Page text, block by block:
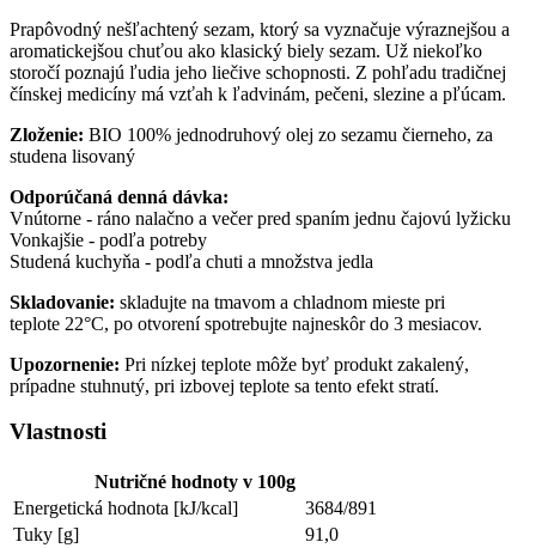
Prapôvodný nešľachtený sezam, ktorý sa vyznačuje výraznejšou a
aromatickejšou chuťou ako klasický biely sezam. Už niekoľko
storočí poznajú ľudia jeho liečive schopnosti. Z pohľadu tradičnej
čínskej medicíny má vzťah k ľadvinám, pečeni, slezine a pľúcam.
Zloženie: BIO 100% jednodruhový olej zo sezamu čierneho, za
studena lisovaný
Odporúčaná denná dávka:
Vnútorne - ráno nalačno a večer pred spaním jednu čajovú lyžicku
Vonkajšie - podľa potreby
Studená kuchyňa - podľa chuti a množstva jedla
Skladovanie: skladujte na tmavom a chladnom mieste pri
teplote 22°C, po otvorení spotrebujte najneskôr do 3 mesiacov.
Upozornenie: Pri nízkej teplote môže byť produkt zakalený,
prípadne stuhnutý, pri izbovej teplote sa tento efekt stratí.
Vlastnosti
Nutričné hodnoty v 100g
Energetická hodnota [kJ/kcal]
3684/891
Tuky [g]
91,0